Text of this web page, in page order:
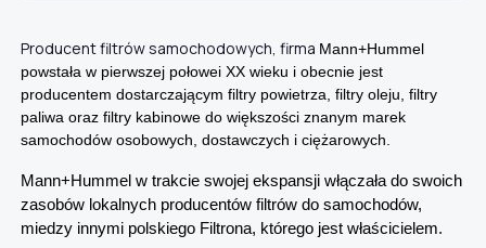
Producent filtrów samochodowych, firma Mann+Hummel
powstała w pierwszej połowei XX wieku i obecnie jest
producentem dostarczającym filtry powietrza, filtry oleju, filtry
paliwa oraz filtry kabinowe do większości znanym marek
samochodów osobowych, dostawczych i ciężarowych.
Mann+Hummel w trakcie swojej ekspansji włączała do swoich
zasobów lokalnych producentów filtrów do samochodów,
miedzy innymi polskiego Filtrona, którego jest właścicielem.